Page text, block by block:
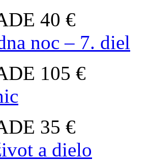
40 €
noc – 7. diel
105 €
35 €
a dielo